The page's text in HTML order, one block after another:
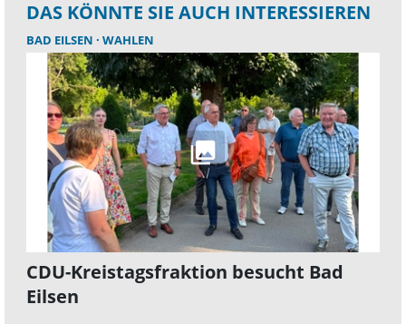
DAS KÖNNTE SIE AUCH INTERESSIEREN
BAD EILSEN WAHLEN
CDU-Kreistagsfraktion besucht Bad
Eilsen